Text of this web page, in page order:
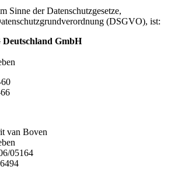
Sinne der Datenschutzgesetze,
(DSGVO), ist:
GmbH
van Boven
05164